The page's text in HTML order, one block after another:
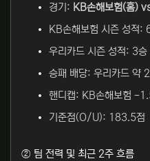
경기: KB손해보험(홈)
KB손해보험 시즌 성적:
우리카드 시즌 성적: 3
승패 배당: 우리카드
핸디캡: KB손해보험 -
기준점(O/U): 183.5점
② 팀 전력 및 최근 2주 흐름